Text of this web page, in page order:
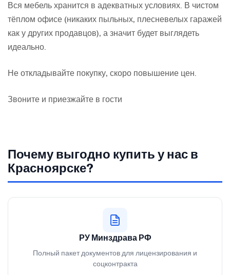
Вся мебель хранится в адекватных условиях. В чистом
тёплом офисе (никаких пыльных, плесневелых гаражей
как у других продавцов), а значит будет выглядеть
идеально.
Не откладывайте покупку, скоро повышение цен.
Звоните и приезжайте в гости
Почему выгодно купить у нас в
Красноярске?
РУ Минздрава РФ
Полный пакет документов для лицензирования и
соцконтракта